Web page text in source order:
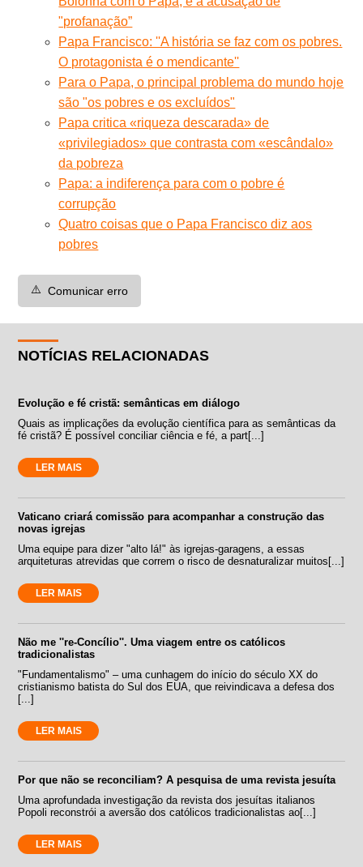
"profanação”
Papa Francisco: ''A história se faz com os pobres.
O protagonista é o mendicante''
Para o Papa, o principal problema do mundo hoje
são "os pobres e os excluídos"
Papa critica «riqueza descarada» de
«privilegiados» que contrasta com «escândalo»
da pobreza
Papa: a indiferença para com o pobre é
corrupção
Quatro coisas que o Papa Francisco diz aos
pobres
⚠️ Comunicar erro
NOTÍCIAS RELACIONADAS
Evolução e fé cristã: semânticas em diálogo
Quais as implicações da evolução científica para as semânticas da
fé cristã? É possível conciliar ciência e fé, a part[...]
LER MAIS
Vaticano criará comissão para acompanhar a construção das
novas igrejas
Uma equipe para dizer "alto lá!" às igrejas-garagens, a essas
arquiteturas atrevidas que correm o risco de desnaturalizar muitos[...]
LER MAIS
Não me ''re-Concílio''. Uma viagem entre os católicos
tradicionalistas
"Fundamentalismo" – uma cunhagem do início do século XX do
cristianismo batista do Sul dos EUA, que reivindicava a defesa dos
[...]
LER MAIS
Por que não se reconciliam? A pesquisa de uma revista jesuíta
Uma aprofundada investigação da revista dos jesuítas italianos
Popoli reconstrói a aversão dos católicos tradicionalistas ao[...]
LER MAIS